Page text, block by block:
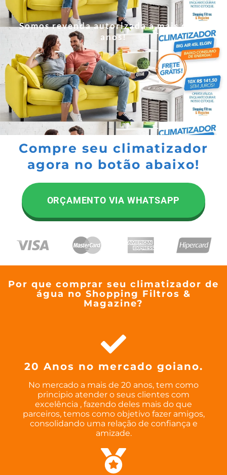
Somos revenda autorizada a mais de 20
anos!
Compre seu climatizador
agora no botão abaixo!
ORÇAMENTO VIA WHATSAPP
Por que comprar seu climatizador de
água no Shopping Filtros &
Magazine?
20 Anos no mercado goiano.
No mercado a mais de 20 anos, tem como
principio atender o seus clientes com
excelência , fazendo deles mais do que
parceiros, temos como objetivo fazer amigos,
consolidando uma relação de confiança e
amizade.